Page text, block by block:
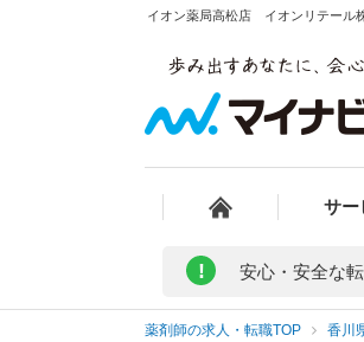
イオン薬局高松店 イオンリテール
サー
! 安心・安全な
薬剤師の求人・転職TOP 香川